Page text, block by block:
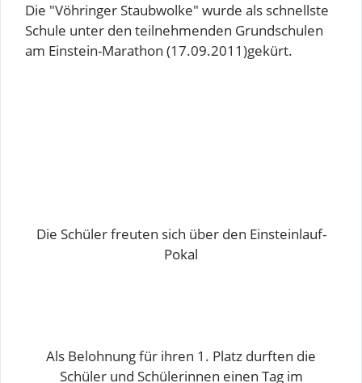
Die "Vöhringer Staubwolke" wurde als schnellste
Schule unter den teilnehmenden Grundschulen
am Einstein-Marathon (17.09.2011)gekürt.
Die Schüler freuten sich über den Einsteinlauf-
Pokal
Als Belohnung für ihren 1. Platz durften die
Schüler und Schülerinnen einen Tag im